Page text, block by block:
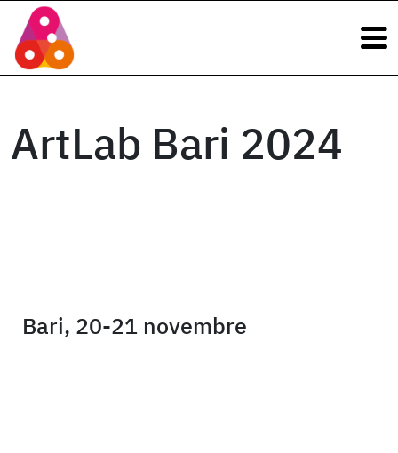
Vai al contenuto
Navigazione principale
Navigazione principale
ArtLab Bari 2024
Bari, 20-21 novembre